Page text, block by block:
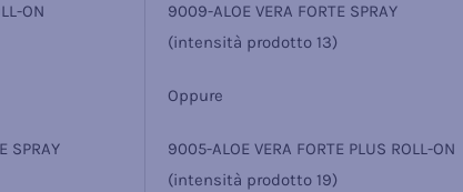
ON
SPRAY
9009-ALOE VERA FORTE SPRAY
(intensità prodotto 13)
Oppure
9005-ALOE VERA FORTE PLUS ROLL-ON
(intensità prodotto 19)